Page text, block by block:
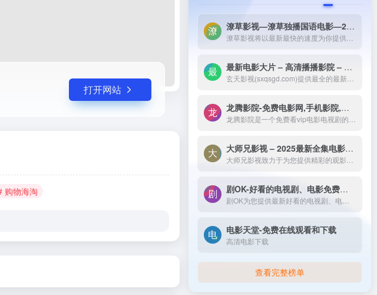
打开网站
购物海淘
潦草影视—潦草独播国语电影—2023最新国语大片—免费国语潦草电影网-潦草影视将以最新最快的速度为你提供：最新电影电视剧的介绍和高速观看地址，好看的电影电视剧在线观看尽在潦草影视，为了更好的服务您，我们正在努力做最好的电影电视剧网站！
最新电影大片 – 高清播播影院 – 最新好看的电视剧免费在线观看 _ 玄天影视-玄天影视(sxqsgd.com)提供最全的最新电影大片，最热电视剧，韩国电视剧、香港TVB电视剧、韩剧、日剧、美剧、综艺、动漫的在线观看，无需下载任何播放器即可在线免费观看，每天第一时间更新，欢迎影迷到玄天
龙腾影院-免费电影网,手机影院,高清影视大全-龙腾影院是一个免费看vip电影电视剧的网站，拥有海量、优质、高清电影和好看的电视剧，搞笑综艺及新番动漫，无须会员即可无广告观看全网影视作品，看电影来龙腾影院准没错。
大师兄影视 – 2025最新全集电影电视剧_高清短剧视频免费在线观看-大师兄影视致力于为您提供精彩的观影选择，包括热门电影、电视剧、短剧、最新综艺节目和经典动漫。我们实时更新影片，确保您能享受最新、最全面的在线电影免费观看，更多高清资源尽在大师兄影院网。
剧OK-好看的电视剧、电影免费在线播放
电影天堂-免费在线观看和下载
高清电影下载
查看完整榜单